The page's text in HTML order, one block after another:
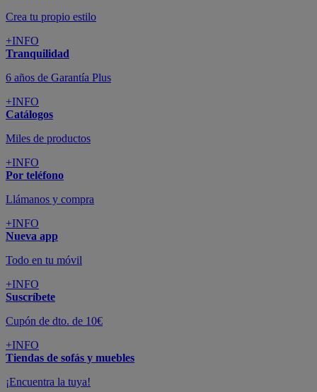
Crea tu propio estilo
+INFO
Tranquilidad
6 años de Garantía Plus
+INFO
Catálogos
Miles de productos
+INFO
Por teléfono
Llámanos y compra
+INFO
Nueva app
Todo en tu móvil
+INFO
Suscríbete
Cupón de dto. de 10€
+INFO
Tiendas de sofás y muebles
¡Encuentra la tuya!